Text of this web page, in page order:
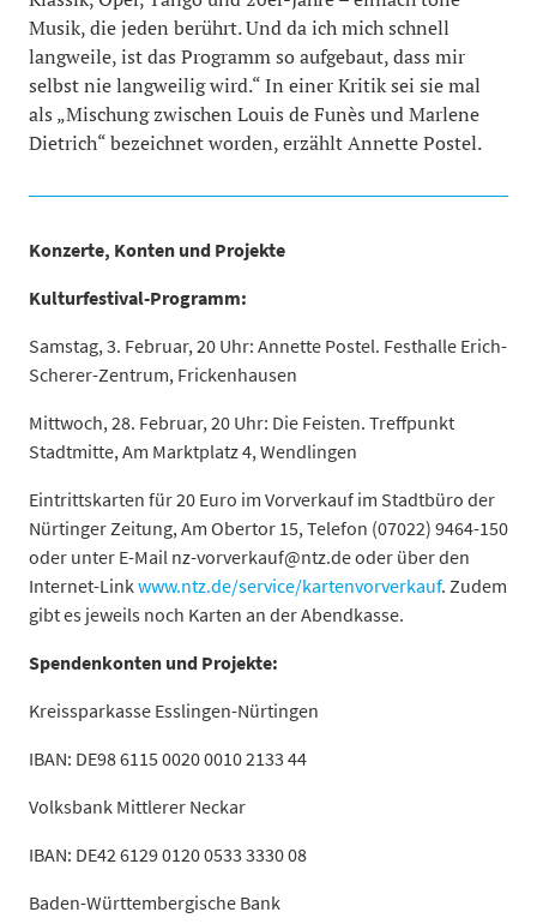
Musik, die jeden berührt. Und da ich mich schnell
langweile, ist das Programm so aufgebaut, dass mir
selbst nie langweilig wird.“ In einer Kritik sei sie mal
als „Mischung zwischen Louis de Funès und Marlene
Dietrich“ bezeichnet worden, erzählt Annette Postel.
Konzerte, Konten und Projekte
Kulturfestival-Programm:
Samstag, 3. Februar, 20 Uhr: Annette Postel. Festhalle Erich-
Scherer-Zentrum, Frickenhausen
Mittwoch, 28. Februar, 20 Uhr: Die Feisten. Treffpunkt
Stadtmitte, Am Marktplatz 4, Wendlingen
Eintrittskarten für 20 Euro im Vorverkauf im Stadtbüro der
Nürtinger Zeitung, Am Obertor 15, Telefon (07022) 9464-150
oder unter E-Mail nz-vorverkauf@ntz.de oder über den
Internet-Link www.ntz.de/service/kartenvorverkauf. Zudem
gibt es jeweils noch Karten an der Abendkasse.
Spendenkonten und Projekte:
Kreissparkasse Esslingen-Nürtingen
IBAN: DE98 6115 0020 0010 2133 44
Volksbank Mittlerer Neckar
IBAN: DE42 6129 0120 0533 3330 08
Baden-Württembergische Bank